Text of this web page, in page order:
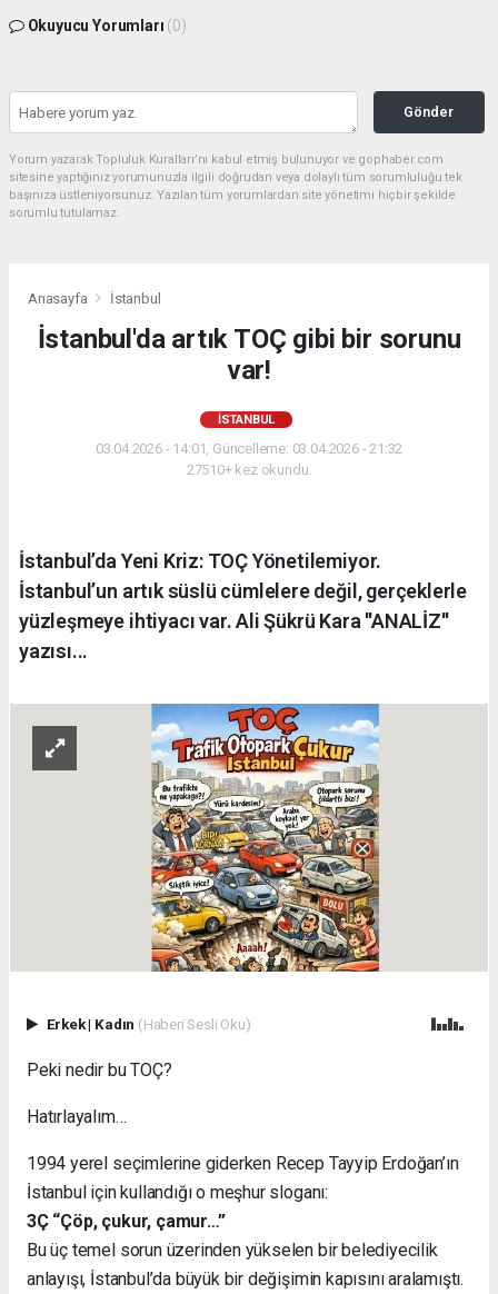
Okuyucu Yorumları (0)
Gönder
Yorum yazarak Topluluk Kuralları’nı kabul etmiş bulunuyor ve gophaber.com
sitesine yaptığınız yorumunuzla ilgili doğrudan veya dolaylı tüm sorumluluğu tek
başınıza üstleniyorsunuz. Yazılan tüm yorumlardan site yönetimi hiçbir şekilde
sorumlu tutulamaz.
Anasayfa İstanbul
İstanbul'da artık TOÇ gibi bir sorunu
var!
İSTANBUL
03.04.2026 - 14:01, Güncelleme: 03.04.2026 - 21:32
27510+ kez okundu.
İstanbul’da Yeni Kriz: TOÇ Yönetilemiyor.
İstanbul’un artık süslü cümlelere değil, gerçeklerle
yüzleşmeye ihtiyacı var. Ali Şükrü Kara ''ANALİZ''
yazısı...
Erkek| Kadın (Haberi Sesli Oku)
Peki nedir bu TOÇ?
Hatırlayalım…
1994 yerel seçimlerine giderken Recep Tayyip Erdoğan’ın
İstanbul için kullandığı o meşhur sloganı:
3Ç “Çöp, çukur, çamur…”
Bu üç temel sorun üzerinden yükselen bir belediyecilik
anlayışı, İstanbul’da büyük bir değişimin kapısını aralamıştı.